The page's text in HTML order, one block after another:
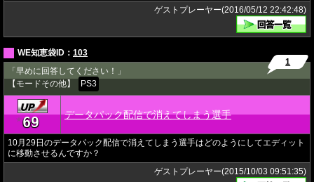
ゲストプレーヤー(2016/05/12 22:42:48)
WE知恵袋ID： 103
「早めに回答してください！」
【モードその他】
PS3
1
★69 データパック配信で消えてしまう選手
10月29日のデータパック配信で消えてしまう選手はどのようにしてエディット
に移動させるんですか？
ゲストプレーヤー(2015/10/03 09:51:35)